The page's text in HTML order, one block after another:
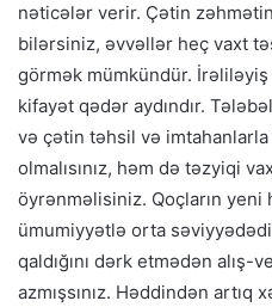
nəticələr verir. Çətin
bilərsiniz, əvvəllər heç vaxt
görmək mümkündür. İrəliləyiş
kifayət qədər aydındır.
və çətin təhsil və
olmalısınız, həm də təzyiqi
öyrənməlisiniz. Qoçların
ümumiyyətlə orta
qaldığını dərk etmədən alış-
azmışsınız. Həddindən